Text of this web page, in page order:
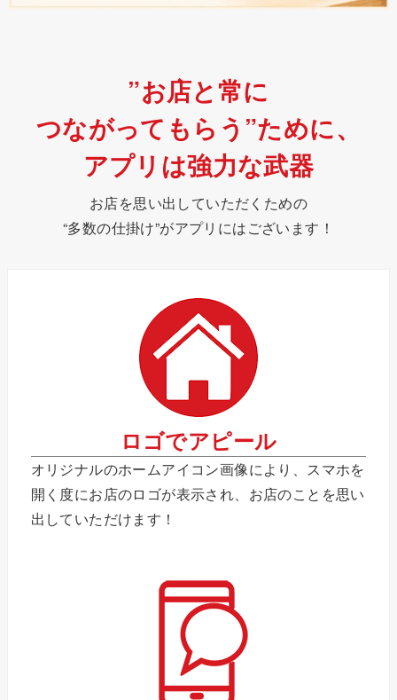
”お店と常に
つながってもらう”ために、
アプリは強力な武器
お店を思い出していただくための
“多数の仕掛け”がアプリにはございます！
ロゴでアピール
オリジナルのホームアイコン画像により、スマホを
開く度にお店のロゴが表示され、お店のことを思い
出していただけます！